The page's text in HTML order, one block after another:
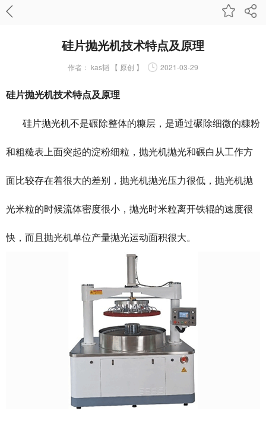
硅片抛光机技术特点及原理
作者： kas韬 【 原创 】 2021-03-29
硅片抛光机技术特点及原理
硅片抛光机不是碾除整体的糠层，是通过碾除细微的糠粉
和粗糙表上面突起的淀粉细粒，抛光机抛光和碾白从工作方
面比较存在着很大的差别，抛光机抛光压力很低，抛光机抛
光米粒的时候流体密度很小，抛光时米粒离开铁辊的速度很
快，而且抛光机单位产量抛光运动面积很大。